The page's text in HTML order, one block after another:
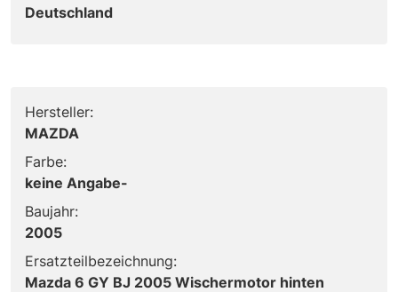
Deutschland
Hersteller:
MAZDA
Farbe:
keine Angabe-
Baujahr:
2005
Ersatzteilbezeichnung:
Mazda 6 GY BJ 2005 Wischermotor hinten